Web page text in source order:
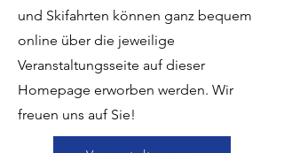
und Skifahrten können ganz bequem
online über die jeweilige
Veranstaltungsseite auf dieser
Homepage erworben werden. Wir
freuen uns auf Sie!